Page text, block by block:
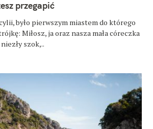
przegapić
było pierwszym miastem do którego
Miłosz, ja oraz nasza mała córeczka
szok,..